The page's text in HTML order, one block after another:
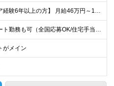
【エンジニア経験6年以上の方】 月給46万円～100万円（固定残業代含む） ※上記月給には月30時間分の固定残業代（月8万7,400円～月19万円）を含む。超過分は全額支給。 【エンジニア経験4年以
★フルリモート勤務も可（全国応募OK/住宅手当を支給します） ※案件によって常駐が必要になる場合があります。 ※希望がない限り、転勤はありません ※U・Iターン歓迎 ★ルトラの社員は全国各地で活躍中
がメイン